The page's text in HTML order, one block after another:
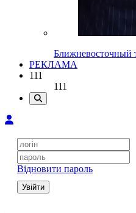
Ближневосточный
РЕКЛАМА
111
111
Відновити пароль
Увійти